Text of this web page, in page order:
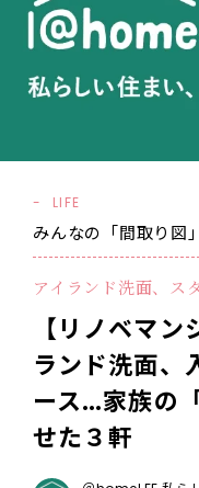
LIFE
みんなの「間取り図
アイランド洗面、ス
【リノベマ
ランド洗面、
ース…家族の
せた３軒